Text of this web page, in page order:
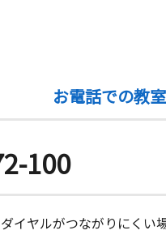
日
お電話での教
100
イヤルがつながりにくい